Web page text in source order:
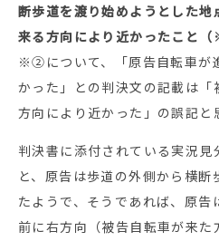
断歩道を渡り始めようとした地
来る方向により近かったこと（
※②について、「原告自転車が
かった」との判決文の記載は「
方向により近かった」の誤記と
判決書に添付されている実況見
と、原告は歩道の外側から横
たようで、そうであれば、原告
前に右方向（被告自転車が来た